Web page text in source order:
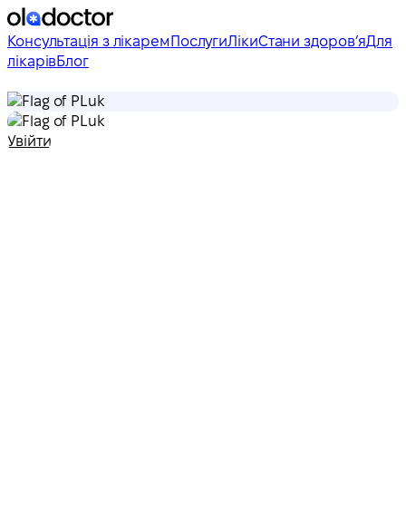
Консультація з лікарем ПослугиЛікиСтани здоровʼяДля
лікарівБлог
uk
uk
Увійти